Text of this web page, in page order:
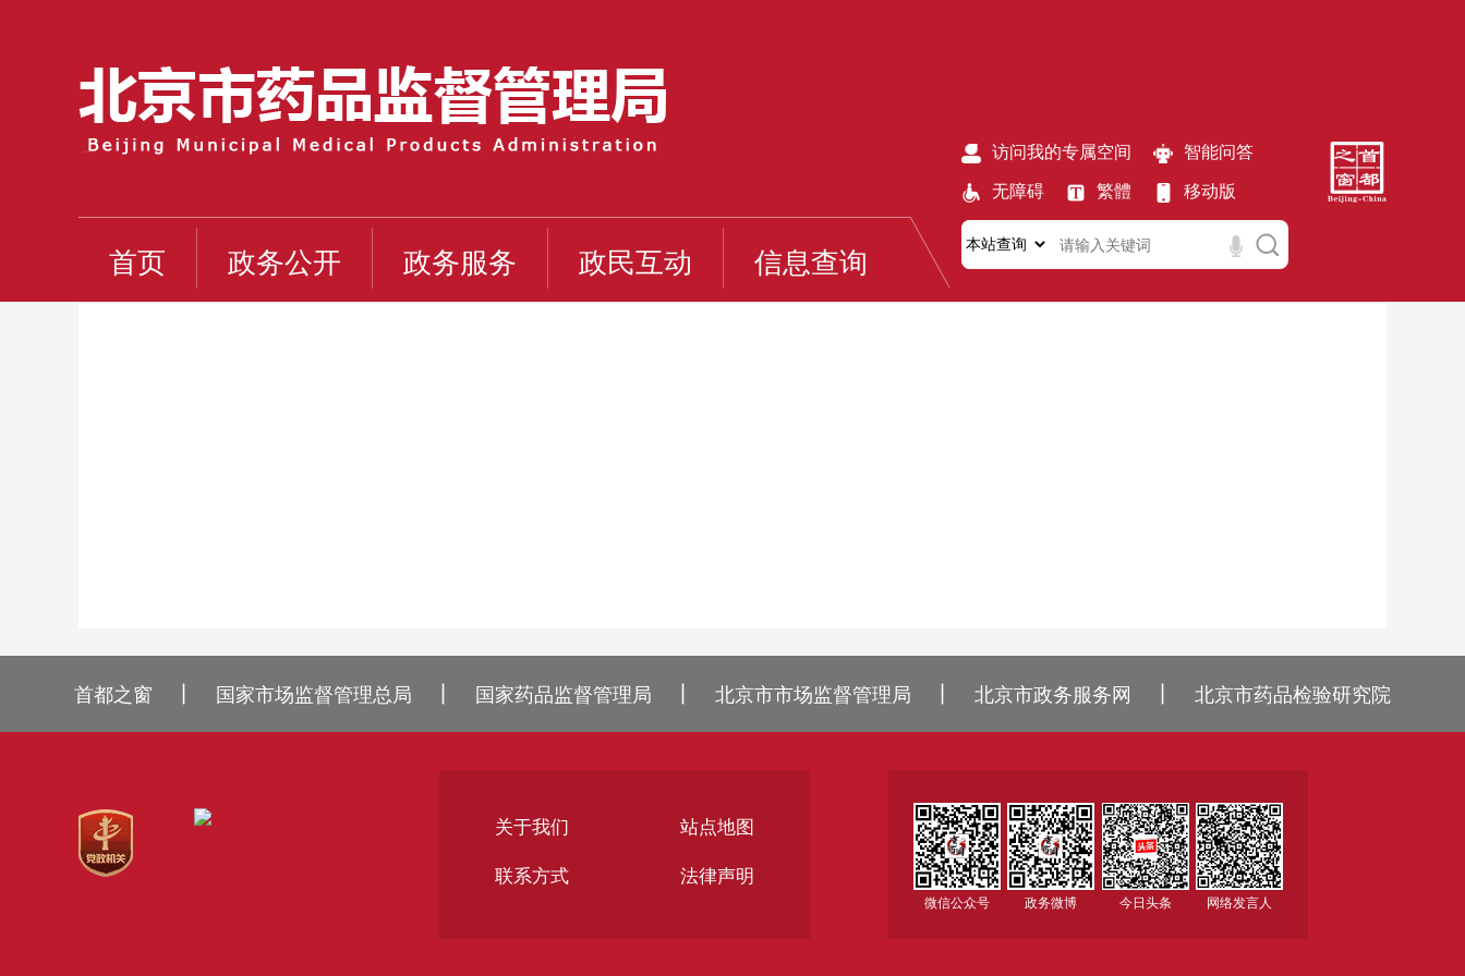
首页 政务公开 政务服务 政民互动 信息查询
访问我的专属空间 智能问答
无障碍 繁體 移动版
首都之窗 国家市场监督管理总局 国家药品监督管理局 北京市市场监督管理局 北京市政务服务网 北京市药品检验研究院
关于我们 站点地图
联系方式 法律声明
微信公众号 政务微博 今日头条 网络发言人